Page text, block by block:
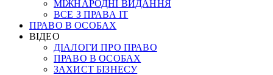
МІЖНАРОДНІ ВИДАННЯ
ВСЕ З ПРАВА ІТ
ПРАВО В ОСОБАХ
ВІДЕО
ДІАЛОГИ ПРО ПРАВО
ПРАВО В ОСОБАХ
ЗАХИСТ БІЗНЕСУ